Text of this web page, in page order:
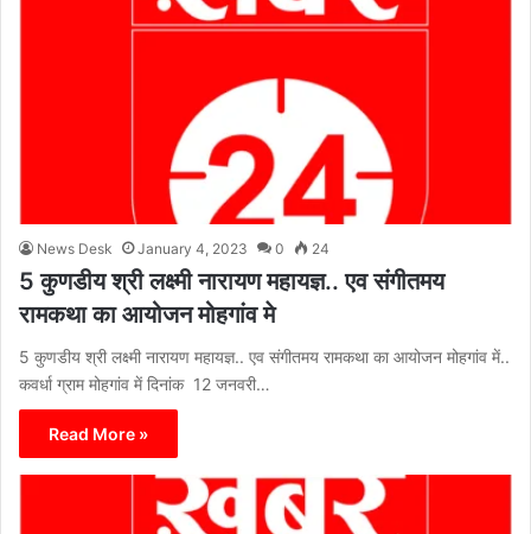
News Desk January 4, 2023 0 24
5 कुणडीय श्री लक्ष्मी नारायण महायज्ञ.. एव संगीतमय
रामकथा का आयोजन मोहगांव मे
5 कुणडीय श्री लक्ष्मी नारायण महायज्ञ.. एव संगीतमय रामकथा का आयोजन मोहगांव में..
कवर्धा ग्राम मोहगांव में दिनांक 12 जनवरी…
Read More »